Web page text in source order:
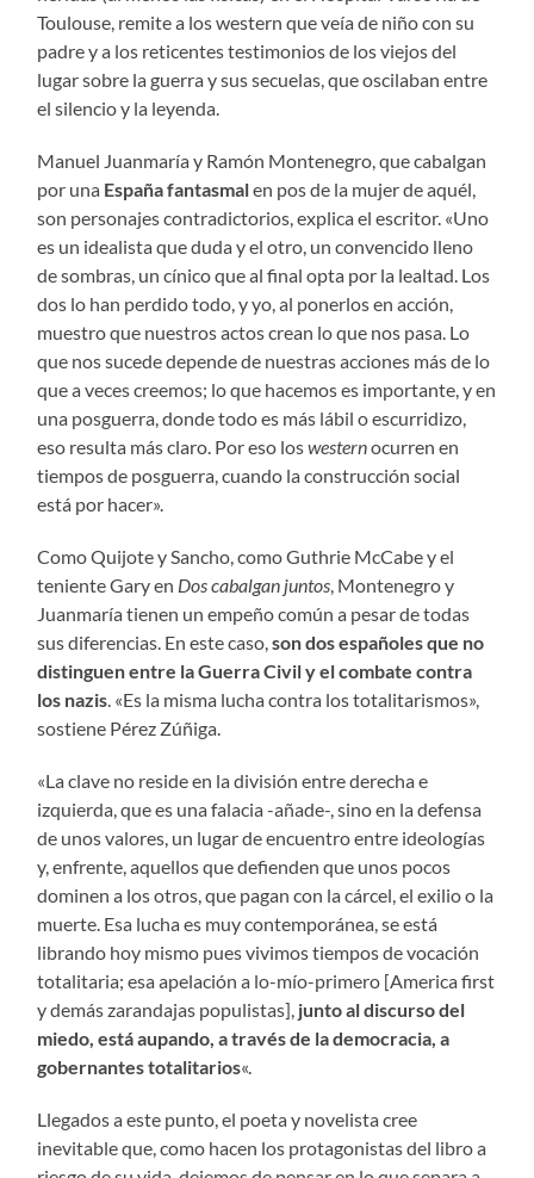
Toulouse, remite a los western que veía de niño con su
padre y a los reticentes testimonios de los viejos del
lugar sobre la guerra y sus secuelas, que oscilaban entre
el silencio y la leyenda.
Manuel Juanmaría y Ramón Montenegro, que cabalgan
por una España fantasmalen pos de la mujer de aquél,
son personajes contradictorios, explica el escritor. «Uno
es un idealista que duda y el otro, un convencido lleno
de sombras, un cínico que al final opta por la lealtad. Los
dos lo han perdido todo, y yo, al ponerlos en acción,
muestro que nuestros actos crean lo que nos pasa. Lo
que nos sucede depende de nuestras acciones más de lo
que a veces creemos; lo que hacemos es importante, y en
una posguerra, donde todo es más lábil o escurridizo,
eso resulta más claro. Por eso loswesternocurren en
tiempos de posguerra, cuando la construcción social
está por hacer».
Como Quijote y Sancho, como Guthrie McCabe y el
teniente Gary en Dos cabalgan juntos, Montenegro y
Juanmaría tienen un empeño común a pesar de todas
sus diferencias. En este caso,son dos españoles que no
distinguen entre la Guerra Civil y el combate contra
los nazis. «Es la misma lucha contra los totalitarismos»,
sostiene Pérez Zúñiga.
«La clave no reside en la división entre derecha e
izquierda, que es una falacia -añade-, sino en la defensa
de unos valores, un lugar de encuentro entre ideologías
y, enfrente, aquellos que defienden que unos pocos
dominen a los otros, que pagan con la cárcel, el exilio o la
muerte. Esa lucha es muy contemporánea, se está
librando hoy mismo pues vivimos tiempos de vocación
totalitaria; esa apelación a lo-mío-primero [America first
y demás zarandajas populistas], junto al discurso del
miedo, está aupando, a través de la democracia, a
gobernantes totalitarios«.
Llegados a este punto, el poeta y novelista cree
inevitable que, como hacen los protagonistas del libro a